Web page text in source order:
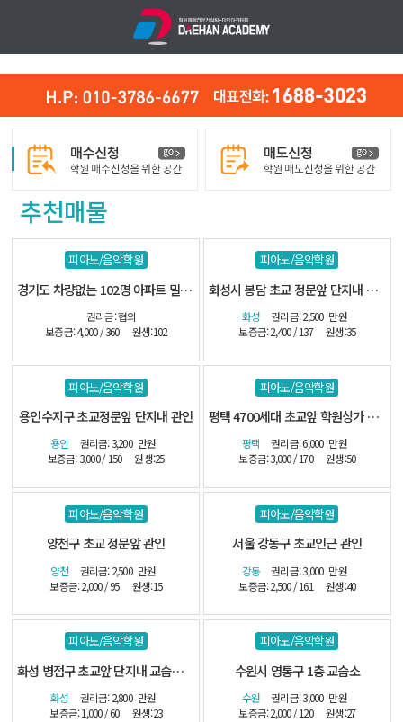
추천매물
피아노/음악학원
경기도 차량없는 102명 아파트 밀집지역
권리금: 협의
보증금: 4,000 / 360
원생:102
피아노/음악학원
화성시 봉담 초교 정문앞 단지내 관인음악
화성 권리금: 2,500 만원
보증금: 2,400 / 137
원생:35
피아노/음악학원
용인수지구 초교정문앞 단지내 관인
용인 권리금: 3,200 만원
보증금: 3,000 / 150
원생:25
피아노/음악학원
평택 4700세대 초교앞 학원상가 관인
평택 권리금: 6,000 만원
보증금: 3,000 / 170
원생:50
피아노/음악학원
양천구 초교 정문앞 관인
양천 권리금: 2,500 만원
보증금: 2,000 / 95
원생:15
피아노/음악학원
서울 강동구 초교인근 관인
강동 권리금: 3,000 만원
보증금: 2,500 / 161
원생:40
피아노/음악학원
화성 병점구 초교앞 단지내 교습소-(시설최상)
화성 권리금: 2,800 만원
보증금: 1,000 / 60
원생:23
피아노/음악학원
수원시 영통구 1층 교습소
수원 권리금: 3,000 만원
보증금: 2,000 / 120
원생:27